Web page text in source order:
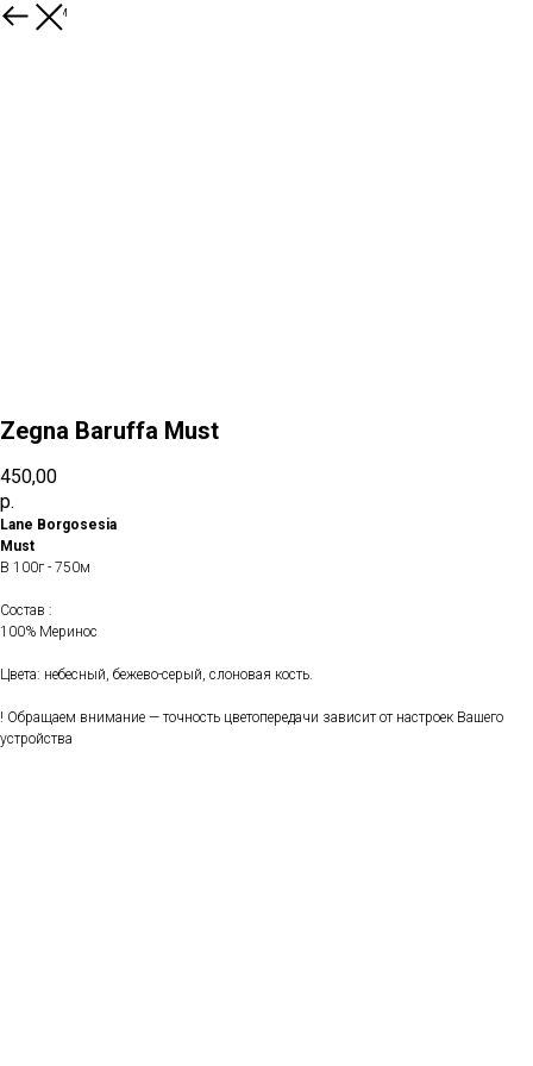
К товарам
Zegna Baruffa Must
450,00
р.
Lane Borgosesia
Must
В 100г - 750м
Состав :
100% Меринос
Цвета: небесный, бежево-серый, слоновая кость.
! Обращаем внимание — точность цветопередачи зависит от настроек Вашего
устройства